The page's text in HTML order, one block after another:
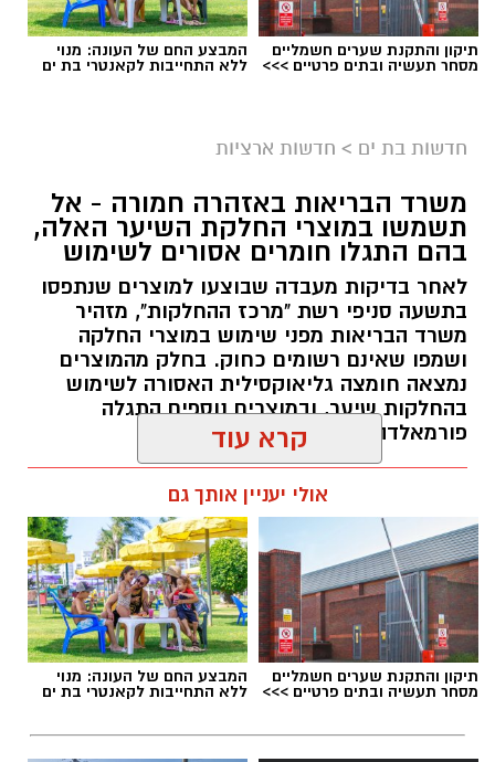
במסגרת התפקיד יידרש המועמד להוביל את תחום
מקצועי, לפתח תוכניות חינוכיות, ליצור אירועי תוכן
ופרויקטים ייחודיים ולעבוד מול קהלים מגוונים, תוך
חיבור בין עולם התרבות, החינוך והקהילה.
בין דרישות התפקיד:
תואר אקדמי המוכר על ידי המועצה להשכלה
גבוהה.
ניסיון בפיתוח הדרכה ועמידה מול קהל.
ניסיון ויכולת בניהול והובלת צוות.
יכולת לפיתוח והפקת פרויקטים מיוחדים
ואירועי תוכן.
חשיבה עצמאית ורב־תחומית.
יחסי אנוש מצוינים, יוזמה ויצירתיות.
תיקון והתקנת שערים חשמליים
מסחר תעשיה ובתים פרטיים >>>
המבצע החם של העונה: מנוי
ללא התחייבות לקאנטרי בת ים
חדשות בת ים > חדשות ארציות
משרד הבריאות באזהרה חמורה - אל
תשמשו במוצרי החלקת השיער האלה,
בהם התגלו חומרים אסורים לשימוש
לאחר בדיקות מעבדה שבוצעו למוצרים שנתפסו
בתשעה סניפי רשת "מרכז ההחלקות", מזהיר
משרד הבריאות מפני שימוש במוצרי החלקה
ושמפו שאינם רשומים כחוק. בחלק מהמוצרים
נמצאה חומצה גליאוקסילית האסורה לשימוש
בהחלקות שיער, ובמוצרים נוספים התגלה
פורמאלדהיד - חומר המוגדר כמסרטן
תגים:משרד הבריאות, חומרים מסוכנים, מרכז
ההחלקות
קרא עוד
אולי יעניין אותך גם
תיקון והתקנת שערים חשמליים
מסחר תעשיה ובתים פרטיים >>>
המבצע החם של העונה: מנוי
ללא התחייבות לקאנטרי בת ים